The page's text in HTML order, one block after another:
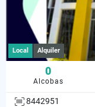
Local Alquiler
0
Alcobas
8442951